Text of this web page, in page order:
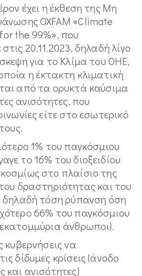
έχει η έκθεση της Μη
OXFAM «Climate
the 99%», που
20.11.2023, δηλαδή λίγο
για το Κλίμα του ΟΗΕ,
η έκτακτη κλιματική
από τα ορυκτά καύσιμα
ανισότητες, που
είτε στο εσωτερικό
1% του παγκόσμιου
το 16% του διοξειδίου
στο πλαίσιο της
δραστηριότητας και του
δηλαδή τόση ρύπανση όση
66% του παγκόσμιου
άνθρωποι).
κυβερνήσεις να
δίδυμες κρίσεις (άνοδο
και ανισότητες)